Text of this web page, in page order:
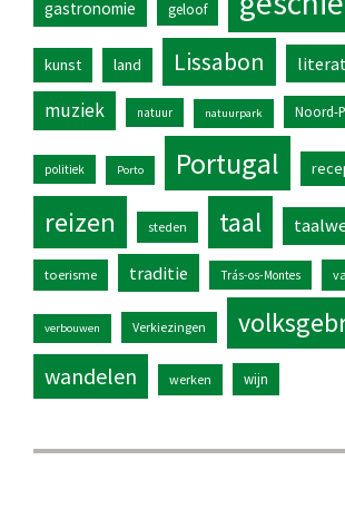
gastronomie geloof
kunst land Lissabon
muziek natuur natuurpark Noord-
politiek Porto Portugal
reizen steden taal
toerisme traditie Trás-os-Montes
verbouwen Verkiezingen
wandelen werken wijn